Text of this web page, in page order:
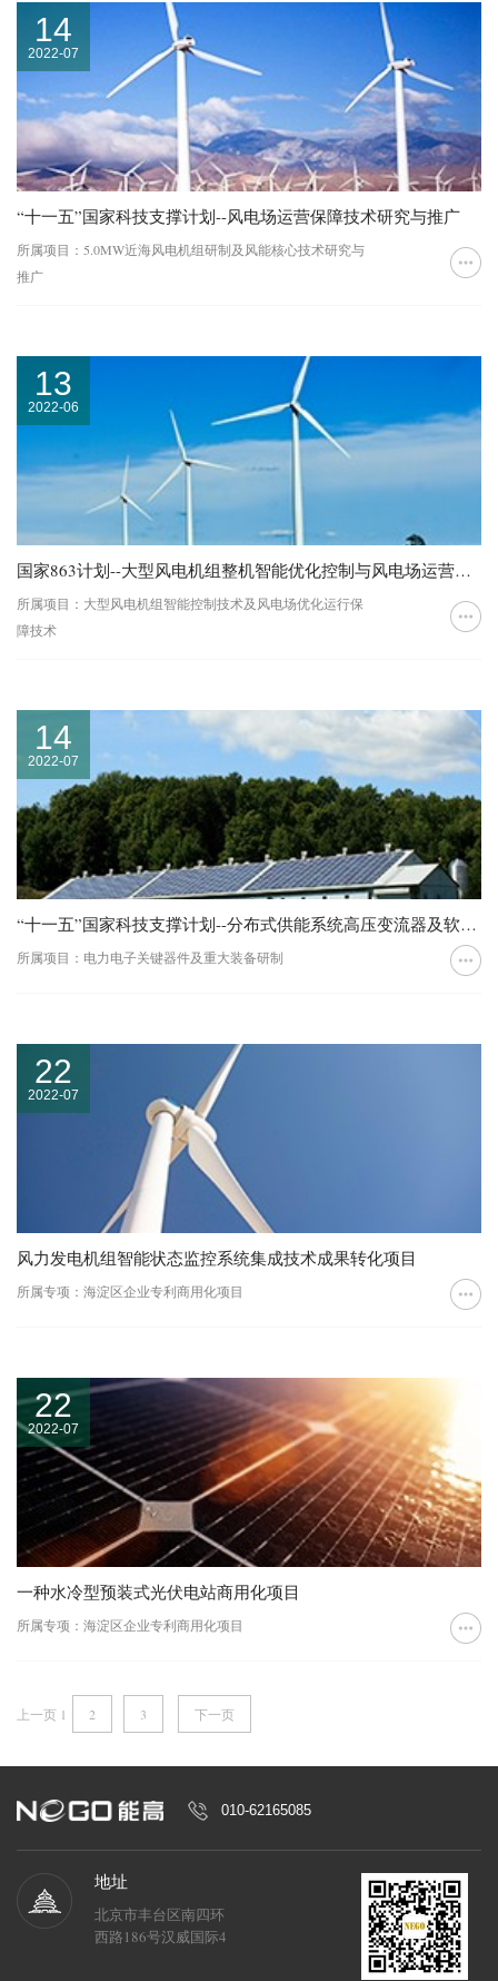
14
2022-07
“十一五”国家科技支撑计划--风电场运营保障技术研究与推广
所属项目：5.0MW近海风电机组研制及风能核心技术研究与
推广
13
2022-06
国家863计划--大型风电机组整机智能优化控制与风电场运营综合保障技术研究及系统研制
所属项目：大型风电机组智能控制技术及风电场优化运行保
障技术
14
2022-07
“十一五”国家科技支撑计划--分布式供能系统高压变流器及软开关技术
所属项目：电力电子关键器件及重大装备研制
22
2022-07
风力发电机组智能状态监控系统集成技术成果转化项目
所属专项：海淀区企业专利商用化项目
22
2022-07
一种水冷型预装式光伏电站商用化项目
所属专项：海淀区企业专利商用化项目
上一页 1 2 3 下一页
010-62165085
地址
北京市丰台区南四环
西路186号汉威国际4